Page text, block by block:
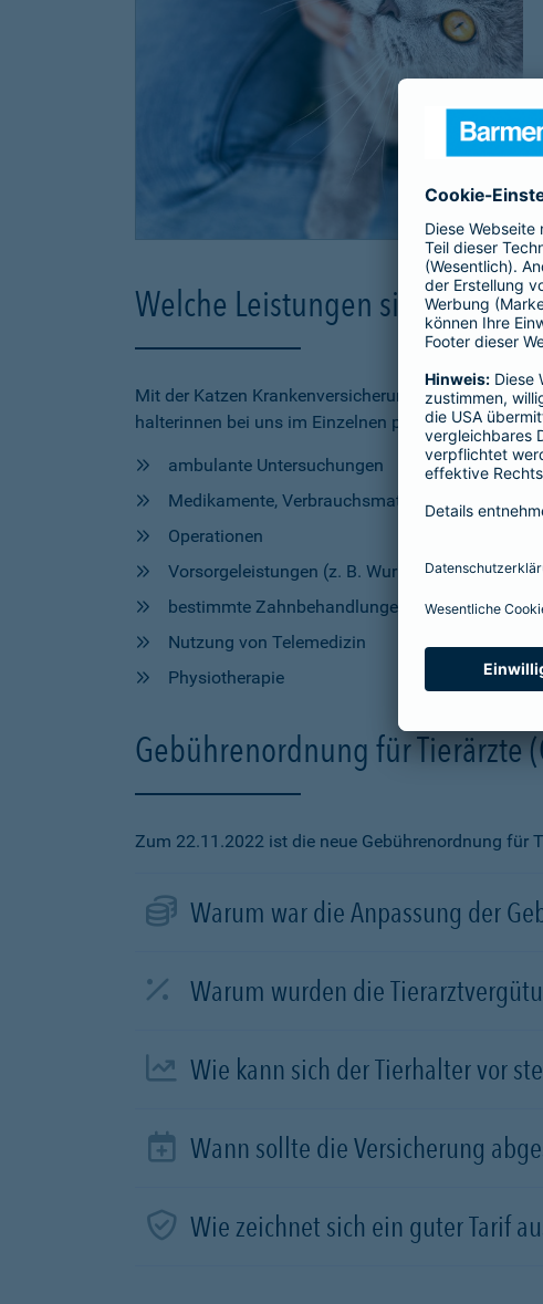
Welche Leistungen sind in der
Mit der Katzen Krankenversicherung der Barmenia
halterinnen bei uns im Einzelnen profitieren, haben
ambulante Untersuchungen
Medikamente, Verbrauchsmaterial und Hilfsmittel
Operationen
Vorsorgeleistungen (z. B. Wurmkur, Impfung)
bestimmte Zahnbehandlungen
Nutzung von Telemedizin
Physiotherapie
Gebührenordnung für Tierärzte
Zum 22.11.2022 ist die neue Gebührenordnung für
Warum war die Anpassung der
Warum wurden die
Wie kann sich der Tierhalter vor
Wann sollte die Versicherung
Wie zeichnet sich ein guter Tarif